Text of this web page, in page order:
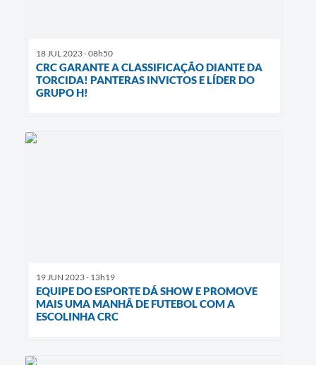
18 JUL 2023 - 08h50
CRC GARANTE A CLASSIFICAÇÃO DIANTE DA
TORCIDA! PANTERAS INVICTOS E LÍDER DO
GRUPO H!
19 JUN 2023 - 13h19
EQUIPE DO ESPORTE DÁ SHOW E PROMOVE
MAIS UMA MANHÃ DE FUTEBOL COM A
ESCOLINHA CRC